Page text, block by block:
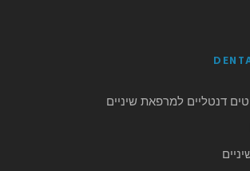
דנטליים למרפאת שיניים